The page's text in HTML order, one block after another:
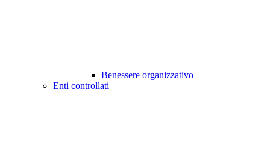
Benessere organizzativo
Enti controllati